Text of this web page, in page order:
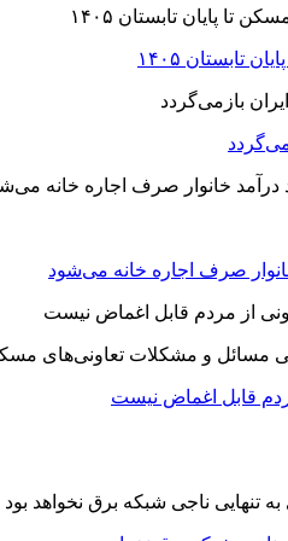
تابستان ۱۴۰۵
مسائل و مشکلات تعاونی‌های
قابل اغماض نیست